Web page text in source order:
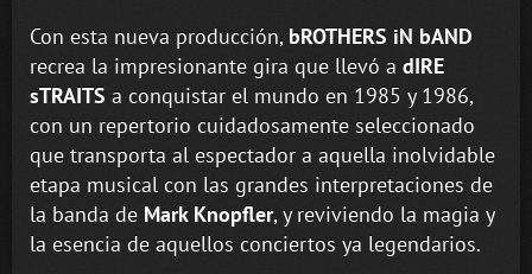
Con esta nueva producción, bROTHERS iN bAND
recrea la impresionante gira que llevó a dIRE
sTRAITS a conquistar el mundo en 1985 y 1986,
con un repertorio cuidadosamente seleccionado
que transporta al espectador a aquella inolvidable
etapa musical con las grandes interpretaciones de
la banda de Mark Knopfler, y reviviendo la magia y
la esencia de aquellos conciertos ya legendarios.